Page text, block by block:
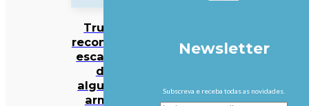
Trump
reconhece
escassez
de
algumas
armas
Newsletter
Subscreva e receba todas as novidades.